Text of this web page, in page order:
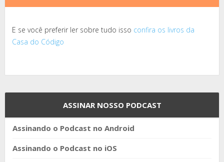
E se você preferir ler sobre tudo isso confira os livros da
Casa do Código
ASSINAR NOSSO PODCAST
Assinando o Podcast no Android
Assinando o Podcast no iOS